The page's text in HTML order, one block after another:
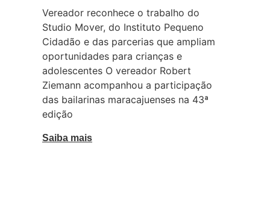
Vereador reconhece o trabalho do
Studio Mover, do Instituto Pequeno
Cidadão e das parcerias que ampliam
oportunidades para crianças e
adolescentes O vereador Robert
Ziemann acompanhou a participação
das bailarinas maracajuenses na 43ª
edição
Saiba mais